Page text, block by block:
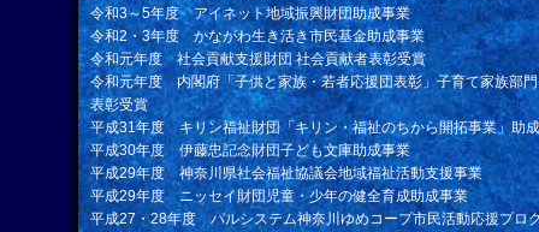
令和3～5年度 アイネット地域振興財団助成事業
令和2・3年度 かながわ生き活き市民基金助成事業
令和元年度 社会貢献支援財団 社会貢献者表彰受賞
令和元年度 内閣府「子供と家族・若者応援団表彰」子育て家族部
表彰受賞
平成31年度 キリン福祉財団「キリン・福祉のちから開拓事業」助
平成30年度 伊藤忠記念財団子ども文庫助成事業
平成29年度 神奈川県社会福祉協議会地域福祉活動支援事業
平成29年度 ニッセイ財団児童・少年の健全育成助成事業
平成27・28年度 パルシステム神奈川ゆめコープ市民活動応援プロ